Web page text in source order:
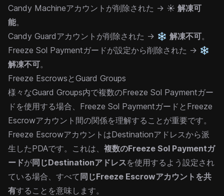
Candy Machineアカウントが削除された → ☀️ 解凍可
能。
Candy Guardアカウントが削除された → ❄️ 解凍不可。
Freeze Sol Paymentガードが設定から削除された → ❄️
解凍不可。
Freeze EscrowsとGuard Groups
様々なGuard Groups内で複数のFreeze Sol Paymentガー
ドを使用する場合、Freeze Sol PaymentガードとFreeze
Escrowアカウント間の関係を理解することが重要です。
Freeze EscrowアカウントはDestinationアドレスから派
生したPDAです。これは、 複数のFreeze Sol Paymentガ
ードが同じDestinationアドレスを使用するよう設定され
ている場合、すべて 同じFreeze Escrowアカウントを共
有することを意味します。